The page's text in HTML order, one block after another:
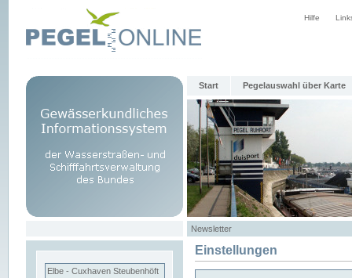
Hilfe
Start Pegelauswahl über Karte
Newsletter
Elbe - Cuxhaven Steubenhöft
Einstellungen